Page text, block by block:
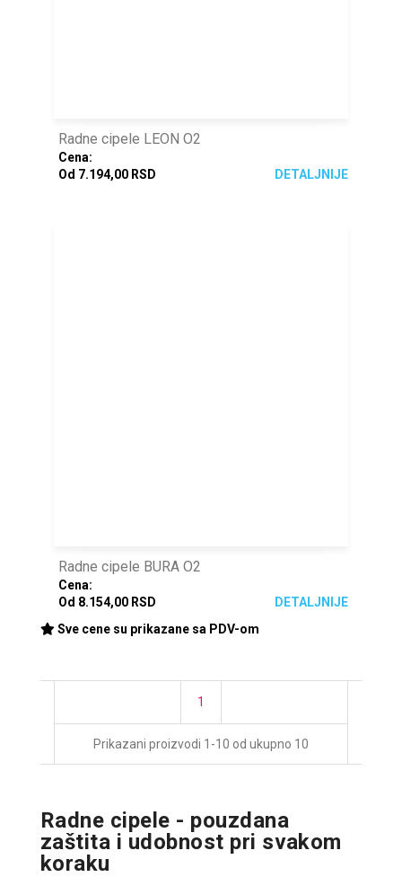
Radne cipele LEON O2
Cena:
Od 7.194,00 RSD
DETALJNIJE
Radne cipele BURA O2
Cena:
Od 8.154,00 RSD
DETALJNIJE
Sve cene su prikazane sa PDV-om
1
Prikazani proizvodi 1-10 od ukupno 10
Radne cipele - pouzdana
zaštita i udobnost pri svakom
koraku